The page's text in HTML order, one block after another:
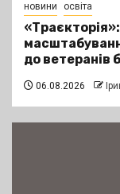
новини освіта
до ветеранів
06.08.2026